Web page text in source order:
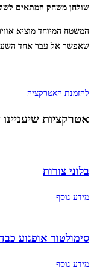
שולחן משחק המתאים
המשטח המיוחד מוציא
שאפשר אל עבר אחד
להזמנת האטרקציה
אטרקציות
בלוני צורות
מידע נוסף
סימולטור אופנוע כבד
מידע נוסף